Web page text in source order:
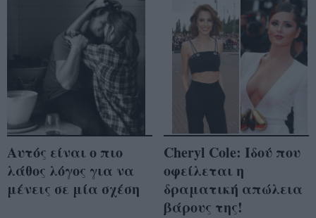
Aυτός είναι ο πιο
λάθος λόγος για να
μένεις σε μία σχέση
Cheryl Cole: Ιδού που
οφείλεται η
δραματική απώλεια
βάρους της!